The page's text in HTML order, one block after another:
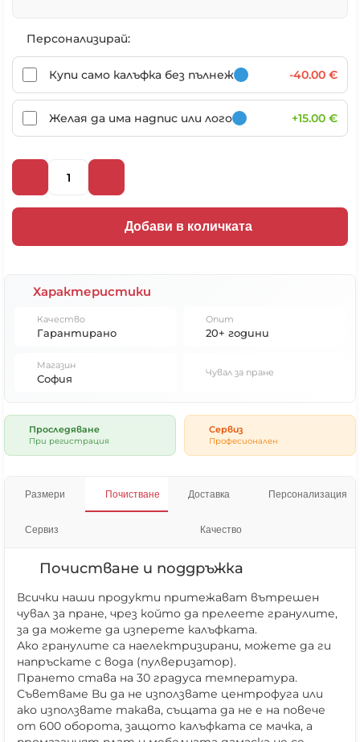
Персонализирай:
Купи само калъфка без пълнеж -40.00 €
Желая да има надпис или лого +15.00 €
Добави в количката
Характеристики
Качество
Гарантирано
Опит
20+ години
Магазин
София Чувал за пране
Проследяване
При регистрация
Сервиз
Професионален
Размери Почистване Доставка Персонализация
Сервиз Качество
Почистване и поддръжка
Всички наши продукти притежават вътрешен
чувал за пране, чрез който да прелеете гранулите,
за да можете да изперете калъфката.
Ако гранулите са наелектризирани, можете да ги
напръскате с вода (пулверизатор).
Прането става на 30 градуса температура.
Съветваме Ви да не използвате центрофуга или
ако използвате такава, същата да не е на повече
от 600 оборота, защото калъфката се мачка, а